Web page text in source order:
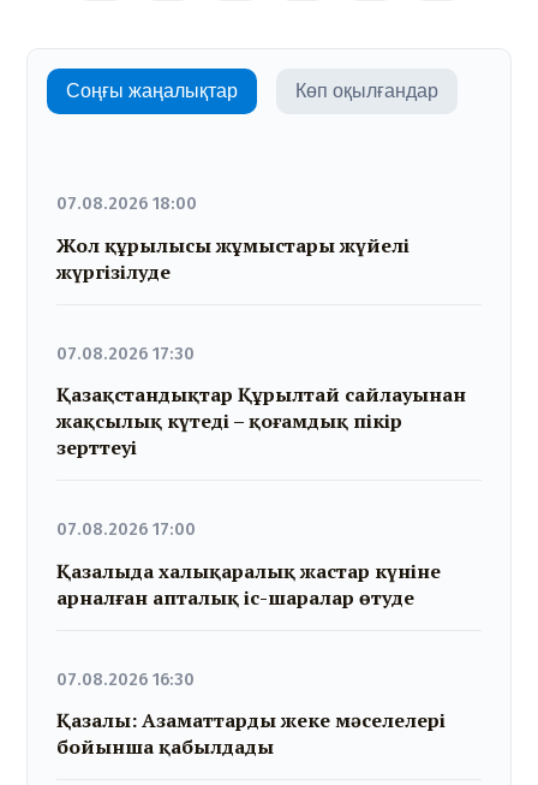
Соңғы жаңалықтар Көп оқылғандар
07.08.2026 18:00
Жол құрылысы жұмыстары жүйелі
жүргізілуде
07.08.2026 17:30
Қазақстандықтар Құрылтай сайлауынан
жақсылық күтеді – қоғамдық пікір
зерттеуі
07.08.2026 17:00
Қазалыда халықаралық жастар күніне
арналған апталық іс-шаралар өтуде
07.08.2026 16:30
Қазалы: Азаматтарды жеке мәселелері
бойынша қабылдады